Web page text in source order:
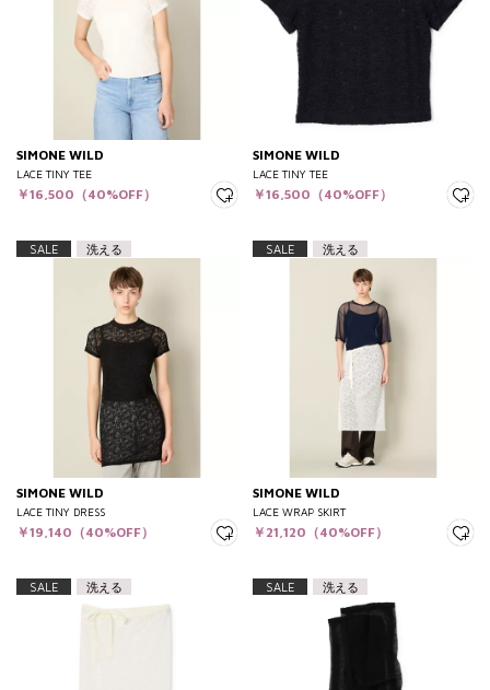
SIMONE WILD
LACE TINY TEE
￥16,500（40%OFF）
SIMONE WILD
LACE TINY TEE
￥16,500（40%OFF）
SALE 洗える
SIMONE WILD
LACE TINY DRESS
￥19,140（40%OFF）
SALE 洗える
SIMONE WILD
LACE WRAP SKIRT
￥21,120（40%OFF）
SALE 洗える SALE 洗える